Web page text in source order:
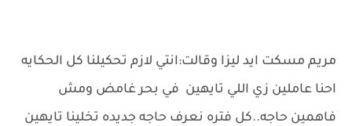
مريم مسكت ايد ليزا وقالت:انتي لازم تحكيلنا كل الحكايه
احنا عاملين زي اللي تايهين في بحر غامض ومش
فاهمين حاجه..كل فتره نعرف حاجه جديده تخلينا تايهين